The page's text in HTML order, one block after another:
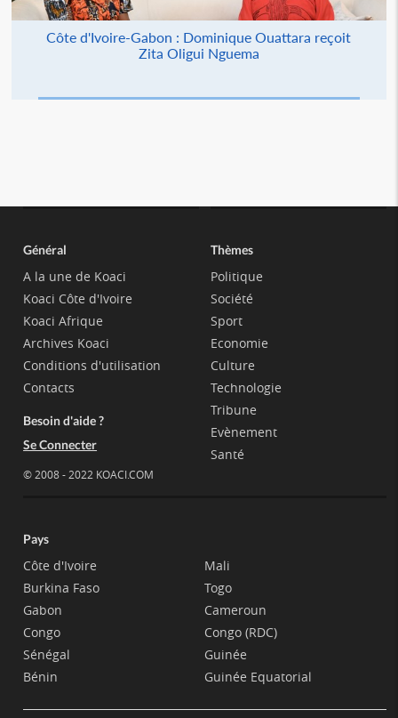
Côte d'Ivoire-Gabon : Dominique Ouattara reçoit
Zita Oligui Nguema
Général
A la une de Koaci
Koaci Côte d'Ivoire
Koaci Afrique
Archives Koaci
Conditions d'utilisation
Contacts
Besoin d'aide ?
Se Connecter
© 2008 - 2022 KOACI.COM
Thèmes
Politique
Société
Sport
Economie
Culture
Technologie
Tribune
Evènement
Santé
Pays
Côte d'Ivoire
Burkina Faso
Gabon
Congo
Sénégal
Bénin
Mali
Togo
Cameroun
Congo (RDC)
Guinée
Guinée Equatorial